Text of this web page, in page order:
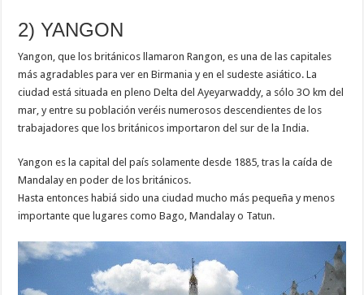
2) YANGON
Yangon, que los británicos llamaron Rangon, es una de las capitales
más agradables para ver en Birmania y en el sudeste asiático. La
ciudad está situada en pleno Delta del Ayeyarwaddy, a sólo 3O km del
mar, y entre su población veréis numerosos descendientes de los
trabajadores que los británicos importaron del sur de la India.
Yangon es la capital del país solamente desde 1885, tras la caída de
Mandalay en poder de los británicos.
Hasta entonces habiá sido una ciudad mucho más pequeña y menos
importante que lugares como Bago, Mandalay o Tatun.